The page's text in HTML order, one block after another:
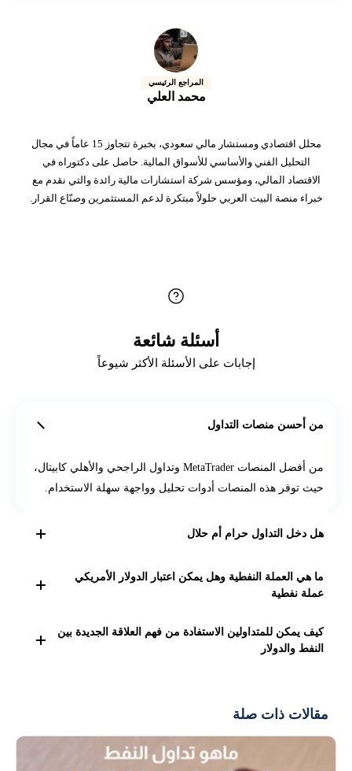
المراجع الرئيسي
محمد العلي
محلل اقتصادي ومستشار مالي سعودي، بخبرة تتجاوز 15 عاماً في مجال
التحليل الفني والأساسي للأسواق المالية. حاصل على دكتوراه في
الاقتصاد المالي، ومؤسس شركة استشارات مالية رائدة والتي نقدم مع
خبراء منصة البيت العربي حلولاً مبتكرة لدعم المستثمرين وصنّاع القرار.
أسئلة شائعة
إجابات على الأسئلة الأكثر شيوعاً
من أحسن منصات التداول
من أفضل المنصات MetaTrader وتداول الراجحي والأهلي كابيتال،
حيث توفر هذه المنصات أدوات تحليل وواجهة سهلة الاستخدام.
هل دخل التداول حرام أم حلال
التداول في الأسهم والصكوك وفقًا للشريعة يعتبر حلالًا بشرط
الابتعاد عن الشركات التي تتعامل بمنتجات غير حلال.
ما هي العملة النفطية وهل يمكن اعتبار الدولار الأمريكي
عملة نفطية
اقتصادها
كيف يمكن للمتداولين الاستفادة من فهم العلاقة الجديدة بين
النفط والدولار
سعر الدولار
مقالات ذات صلة